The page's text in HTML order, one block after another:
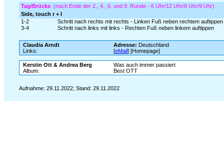
Tag/Brücke (nach Ende der 2., 4., 6. und 9. Runde - 6 Uhr/12 Uhr/6 Uhr/9 Uhr)
Side, touch r + l
1-2
Schritt nach rechts mit rechts - Linken Fuß neben rechtem auftippen
3-4
Schritt nach links mit links - Rechten Fuß neben linkem auftippen
Claudia Arndt Adresse: Deutschland
Links:
[eMail] [Homepage]
Kerstin Ott & Andrea Berg
Was auch immer passiert
Album:
Best OTT
Aufnahme: 29.11.2022; Stand: 29.11.2022